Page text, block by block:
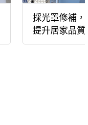
採光罩修補，
提升居家品質